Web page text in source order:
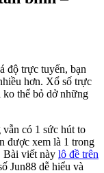
độ trực tuyến, bạn
hơn. Xổ số trực
ko thể bỏ dở những
có 1 sức hút to
được xem là 1 trong
Bài viết này lô đề trên
Jun88 dễ hiểu và